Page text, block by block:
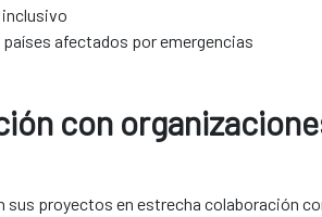
afectados por emergencias
con
sus proyectos en estrecha colaboración